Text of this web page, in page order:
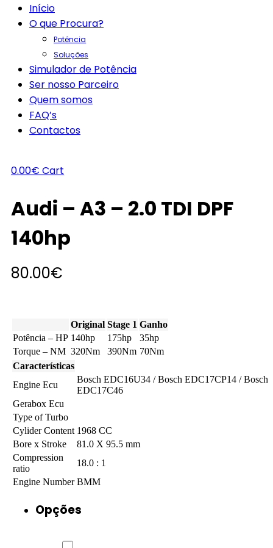
Início
O que Procura?
Potência
Soluções
Simulador de Potência
Ser nosso Parceiro
Quem somos
FAQ’s
Contactos
0.00€ Cart
Audi – A3 – 2.0 TDI DPF
140hp
80.00€
Original Stage 1 Ganho
Potência – HP 140hp 175hp
35hp
Torque – NM 320Nm 390Nm 70Nm
Características
Engine Ecu
Bosch EDC16U34 / Bosch EDC17CP14 / Bosch
EDC17C46
Gerabox Ecu
Type of Turbo
Cylider Content 1968 CC
Bore x Stroke
81.0 X 95.5 mm
Compression
ratio
18.0 : 1
Engine Number BMM
Opções